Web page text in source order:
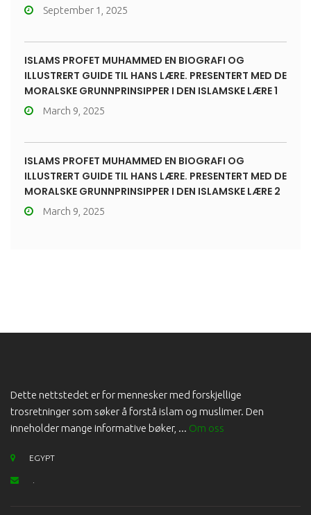
September 1, 2025
ISLAMS PROFET MUHAMMED EN BIOGRAFI OG
ILLUSTRERT GUIDE TIL HANS LÆRE. PRESENTERT MED DE
MORALSKE GRUNNPRINSIPPER I DEN ISLAMSKE LÆRE 1
March 9, 2025
ISLAMS PROFET MUHAMMED EN BIOGRAFI OG
ILLUSTRERT GUIDE TIL HANS LÆRE. PRESENTERT MED DE
MORALSKE GRUNNPRINSIPPER I DEN ISLAMSKE LÆRE 2
March 9, 2025
Dette nettstedet er for mennesker med forskjellige
trosretninger som søker å forstå islam og muslimer. Den
inneholder mange informative bøker, ... Om oss
EGYPT